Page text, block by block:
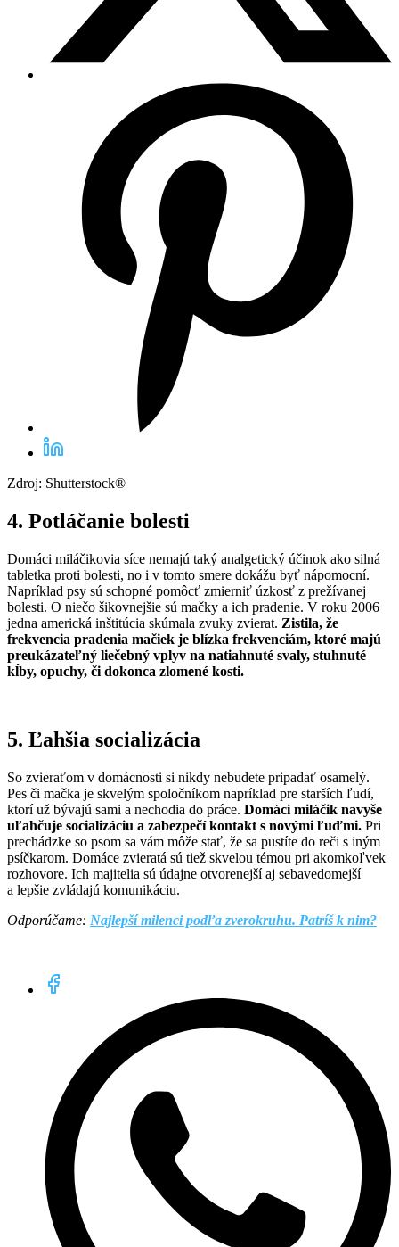
Zdroj: Shutterstock®
4. Potláčanie bolesti
Domáci miláčikovia síce nemajú taký analgetický účinok ako silná
tabletka proti bolesti, no i v tomto smere dokážu byť nápomocní.
Napríklad psy sú schopné pomôcť zmierniť úzkosť z prežívanej
bolesti. O niečo šikovnejšie sú mačky a ich pradenie. V roku 2006
jedna americká inštitúcia skúmala zvuky zvierat. Zistila, že
frekvencia pradenia mačiek je blízka frekvenciám, ktoré majú
preukázateľný liečebný vplyv na natiahnuté svaly, stuhnuté
kĺby, opuchy, či dokonca zlomené kosti.
5. Ľahšia socializácia
So zvieraťom v domácnosti si nikdy nebudete pripadať osamelý.
Pes či mačka je skvelým spoločníkom napríklad pre starších ľudí,
ktorí už bývajú sami a nechodia do práce. Domáci miláčik navyše
uľahčuje socializáciu a zabezpečí kontakt s novými ľuďmi. Pri
prechádzke so psom sa vám môže stať, že sa pustíte do reči s iným
psíčkarom. Domáce zvieratá sú tiež skvelou témou pri akomkoľvek
rozhovore. Ich majitelia sú údajne otvorenejší aj sebavedomejší
a lepšie zvládajú komunikáciu.
Odporúčame: Najlepší milenci podľa zverokruhu. Patríš k nim?